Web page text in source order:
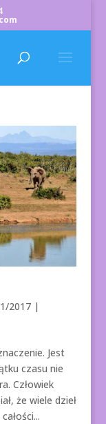
2017|
Jest
czasu nie
Człowiek
że wiele dzieł